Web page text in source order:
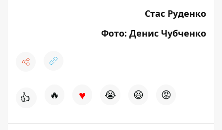
Стас Руденко
Фото: Денис Чубченко
👍 🔥 ♥ 😭 😆 😡